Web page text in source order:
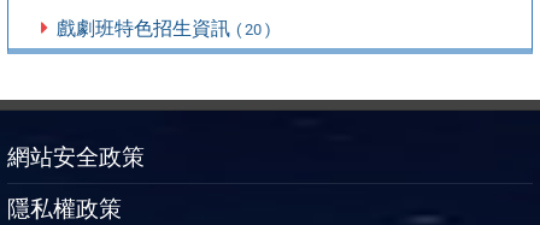
戲劇班特色招生資訊 ( 20 )
網站安全政策
隱私權政策